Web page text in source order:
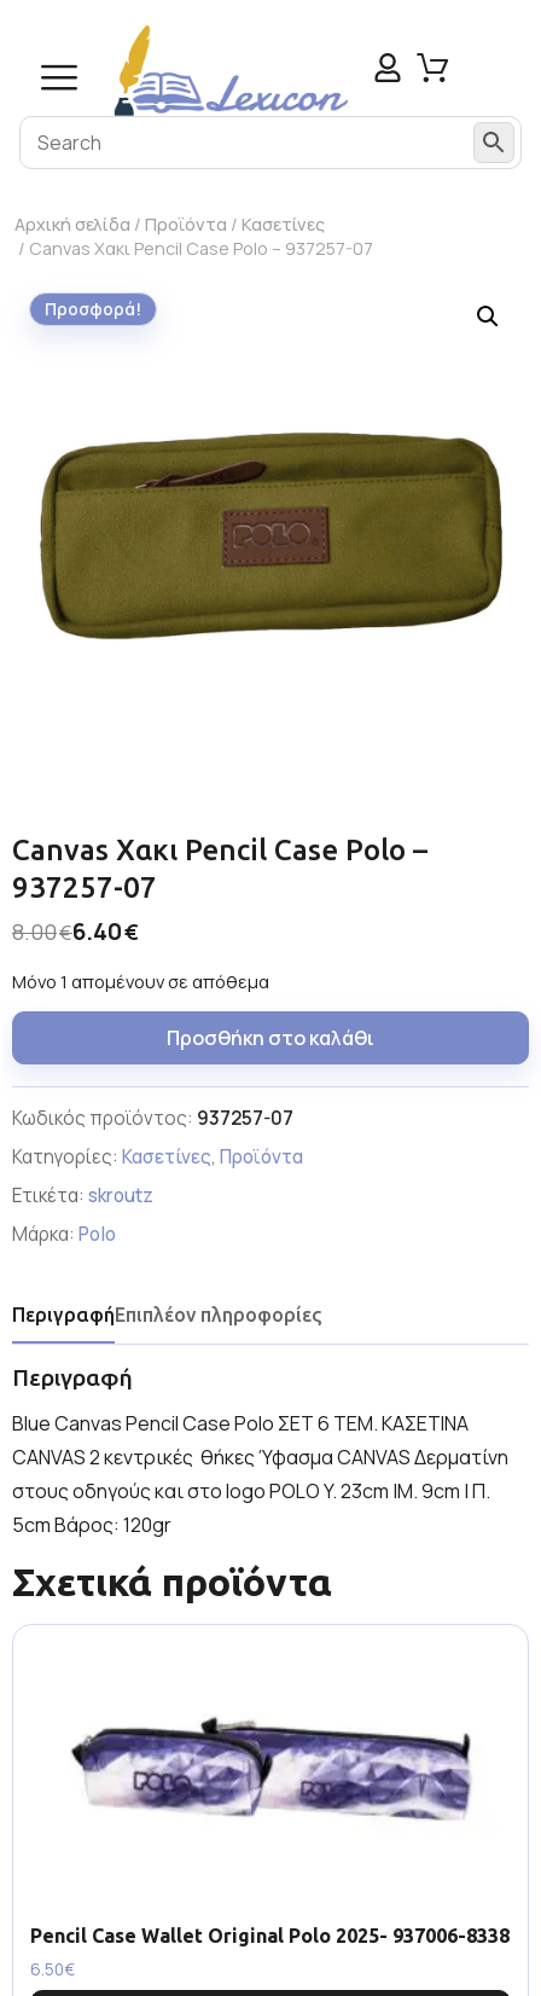
Αρχική σελίδα / Προϊόντα / Κασετίνες
/ Canvas Χακι Pencil Case Polo – 937257-07
Προσφορά!
Canvas Χακι Pencil Case Polo –
937257-07
8.00€6.40€
Μόνο 1 απομένουν σε απόθεμα
Προσθήκη στο καλάθι
Κωδικός προϊόντος: 937257-07
Κατηγορίες: Κασετίνες, Προϊόντα
Ετικέτα: skroutz
Μάρκα: Polo
ΠεριγραφήΕπιπλέον πληροφορίες
Περιγραφή
Blue Canvas Pencil Case Polo ΣΕΤ 6 ΤΕΜ. ΚΑΣΕΤΙΝΑ
CANVAS 2 κεντρικές θήκες Ύφασμα CANVAS Δερματίνη
στους οδηγούς και στο logo POLO Y. 23cm |Μ. 9cm | Π.
5cm Βάρος: 120gr
Σχετικά προϊόντα
Pencil Case Wallet Original Polo 2025- 937006-8338
6.50€